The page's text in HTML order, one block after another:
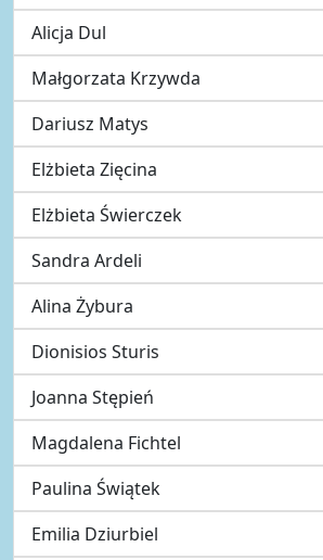
Alicja Dul
Małgorzata Krzywda
Dariusz Matys
Elżbieta Zięcina
Elżbieta Świerczek
Sandra Ardeli
Alina Żybura
Dionisios Sturis
Joanna Stępień
Magdalena Fichtel
Paulina Świątek
Emilia Dziurbiel